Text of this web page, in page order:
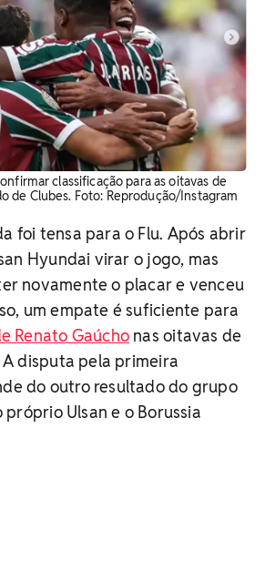
classificação para as oitavas de
de Clubes. ​Foto: Reprodução/Instagram
foi tensa para o Flu. Após abrir
Hyundai virar o jogo, mas
novamente o placar e venceu
um empate é suficiente para
Renato Gaúcho nas oitavas de
disputa pela primeira
do outro resultado do grupo
próprio Ulsan e o Borussia